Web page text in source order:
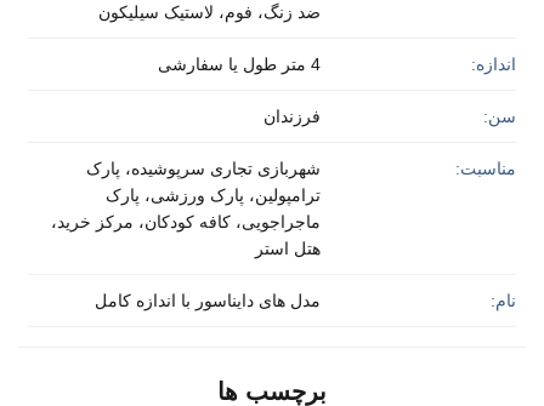
ضد زنگ، فوم، لاستیک سیلیکون
اندازه: 4 متر طول یا سفارشی
سن: فرزندان
مناسبت:
شهربازی تجاری سرپوشیده، پارک
ترامپولین، پارک ورزشی، پارک
ماجراجویی، کافه کودکان، مرکز خرید،
هتل استر
نام: مدل های دایناسور با اندازه کامل
برچسب ها